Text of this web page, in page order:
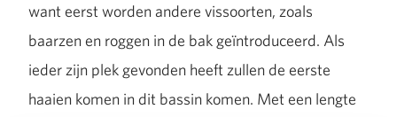
want eerst worden andere vissoorten, zoals
baarzen en roggen in de bak geïntroduceerd. Als
ieder zijn plek gevonden heeft zullen de eerste
haaien komen in dit bassin komen. Met een lengte